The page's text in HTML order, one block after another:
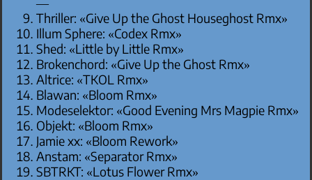
Thriller: «Give Up the Ghost Houseghost Rmx»
Illum Sphere: «Codex Rmx»
Shed: «Little by Little Rmx»
Brokenchord: «Give Up the Ghost Rmx»
Altrice: «TKOL Rmx»
Blawan: «Bloom Rmx»
Modeselektor: «Good Evening Mrs Magpie Rmx»
Objekt: «Bloom Rmx»
Jamie xx: «Bloom Rework»
Anstam: «Separator Rmx»
SBTRKT: «Lotus Flower Rmx»